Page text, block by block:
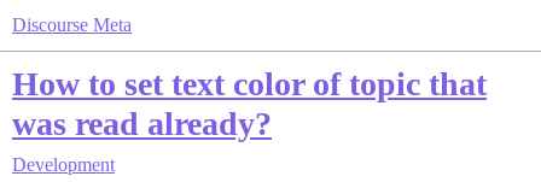
Discourse Meta
How to set text color of topic that
was read already?
Development